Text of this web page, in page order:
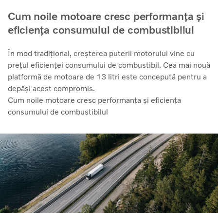
Cum noile motoare cresc performanța și
eficiența consumului de combustibilul
În mod tradițional, creșterea puterii motorului vine cu
prețul eficienței consumului de combustibil. Cea mai nouă
platformă de motoare de 13 litri este concepută pentru a
depăși acest compromis.
Cum noile motoare cresc performanța și eficiența
consumului de combustibilul